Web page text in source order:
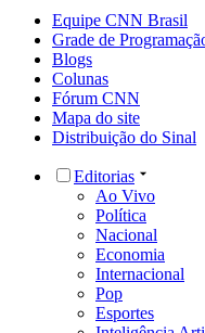
Equipe CNN Brasil
Grade de
Blogs
Colunas
Fórum CNN
Mapa do site
Distribuição do Sinal
Editorias
Ao Vivo
Política
Nacional
Economia
Internacional
Pop
Esportes